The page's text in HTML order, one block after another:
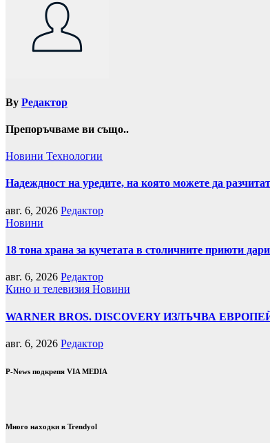
By Редактор
Препоръчваме ви също..
Новини Технологии
Надеждност на уредите, на която можете да
авг. 6, 2026 Редактор
Новини
18 тона храна за кучетата в столичните приюти
авг. 6, 2026 Редактор
Кино и телевизия Новини
WARNER BROS. DISCOVERY ИЗЛЪЧВА
авг. 6, 2026 Редактор
P-News подкрепя VIA MEDIA
Много находки в Trendyol